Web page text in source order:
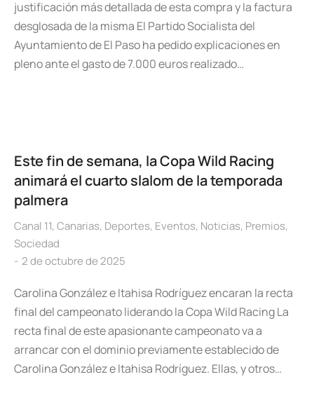
justificación más detallada de esta compra y la factura
desglosada de la misma El Partido Socialista del
Ayuntamiento de El Paso ha pedido explicaciones en
pleno ante el gasto de 7.000 euros realizado…
Este fin de semana, la Copa Wild Racing
animará el cuarto slalom de la temporada
palmera
Canal 11, Canarias, Deportes, Eventos, Noticias, Premios,
Sociedad
2 de octubre de 2025
Carolina González e Itahisa Rodríguez encaran la recta
final del campeonato liderando la Copa Wild Racing La
recta final de este apasionante campeonato va a
arrancar con el dominio previamente establecido de
Carolina González e Itahisa Rodríguez. Ellas, y otros…